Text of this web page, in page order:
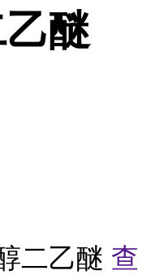
醚
二乙醚 查